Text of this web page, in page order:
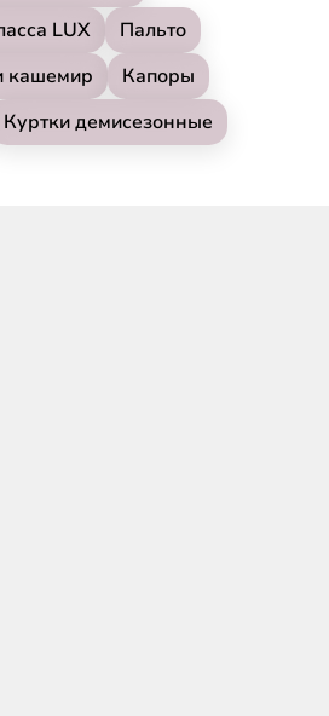
LUX
Пальто
кашемир
Капоры
Куртки демисезонные